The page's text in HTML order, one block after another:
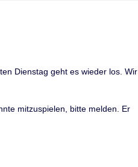
Dienstag geht es wieder los. Wir
mitzuspielen, bitte melden. Er